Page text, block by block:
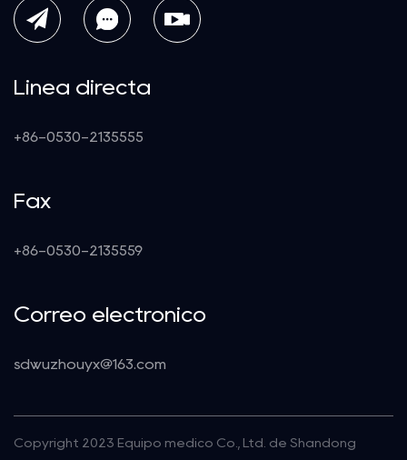
Línea directa
+86-0530-2135555
Fax
+86-0530-2135559
Correo electrónico
sdwuzhouyx@163.com
Copyright 2023 Equipo médico Co., Ltd. de Shandong